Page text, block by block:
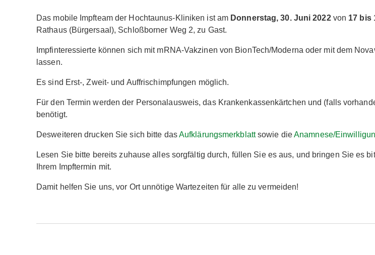
Das mobile Impfteam der Hochtaunus-Kliniken ist am Donnerstag, 30. Juni 2022von 17 bis
Rathaus (Bürgersaal), Schloßborner Weg 2, zu Gast.
Impfinteressierte können sich mit mRNA-Vakzinen von BionTech/Moderna oder mit dem
lassen.
Es sind Erst-, Zweit- und Auffrischimpfungen möglich.
Für den Termin werden der Personalausweis, das Krankenkassenkärtchen und (falls
benötigt.
Desweiteren drucken Sie sich bitte dasAufklärungsmerkblattsowie dieAnamnese/
Lesen Sie bitte bereits zuhause alles sorgfältig durch, füllen Sie es aus, und bringen Sie es
Ihrem Impftermin mit.
Damit helfen Sie uns, vor Ort unnötige Wartezeiten für alle zu vermeiden!